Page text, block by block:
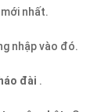
nhất.
nhập vào đó.
đài .